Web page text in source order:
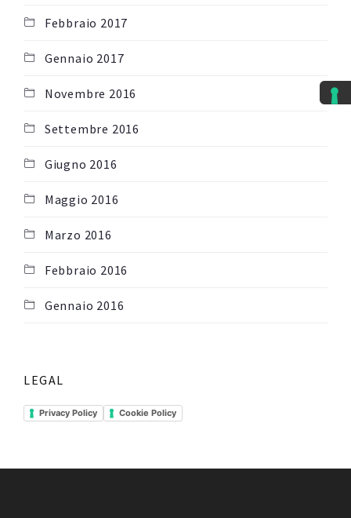
Febbraio 2017
Gennaio 2017
Novembre 2016
Settembre 2016
Giugno 2016
Maggio 2016
Marzo 2016
Febbraio 2016
Gennaio 2016
LEGAL
Privacy Policy Cookie Policy